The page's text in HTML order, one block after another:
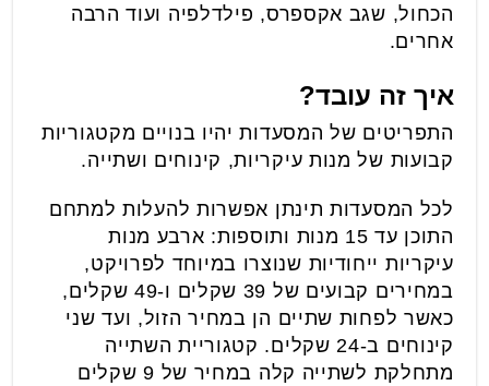
הכחול, שגב אקספרס, פילדלפיה ועוד הרבה
אחרים.
איך זה עובד?
התפריטים של המסעדות יהיו בנויים מקטגוריות
קבועות של מנות עיקריות, קינוחים ושתייה.
לכל המסעדות תינתן אפשרות להעלות למתחם
התוכן עד 15 מנות ותוספות: ארבע מנות
עיקריות ייחודיות שנוצרו במיוחד לפרויקט,
במחירים קבועים של 39 שקלים ו-49 שקלים,
כאשר לפחות שתיים הן במחיר הזול, ועד שני
קינוחים ב-24 שקלים. קטגוריית השתייה
מתחלקת לשתייה קלה במחיר של 9 שקלים